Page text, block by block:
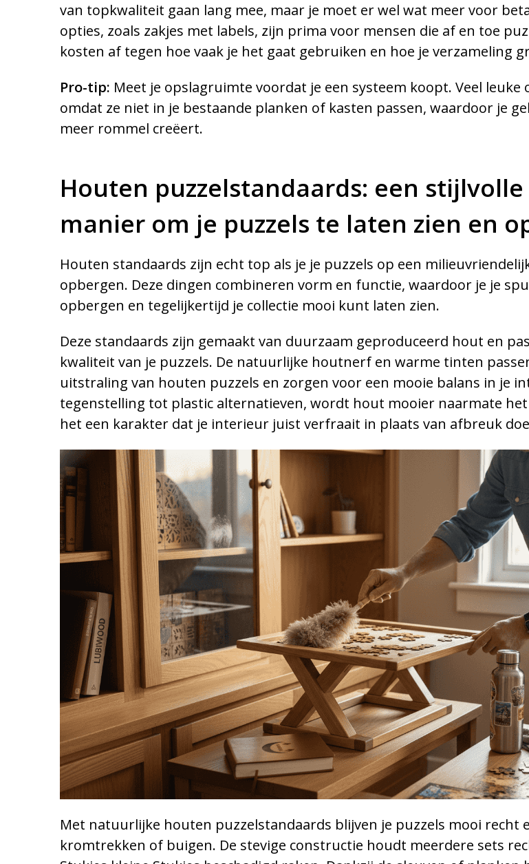
van topkwaliteit gaan lang mee, maar je moet er wel wat meer voor
opties, zoals zakjes met labels, zijn prima voor mensen die af en toe
kosten af tegen hoe vaak je het gaat gebruiken en hoe je verzameling
Pro-tip: Meet je opslagruimte voordat je een systeem koopt. Veel
omdat ze niet in je bestaande planken of kasten passen, waardoor je
meer rommel creëert.
Houten puzzelstandaards: een
manier om je puzzels te laten zien en
Houten standaards zijn echt top als je je puzzels op een
opbergen. Deze dingen combineren vorm en functie, waardoor je je
opbergen en tegelijkertijd je collectie mooi kunt laten zien.
Deze standaards zijn gemaakt van duurzaam geproduceerd hout en
kwaliteit van je puzzels. De natuurlijke houtnerf en warme tinten
uitstraling van houten puzzels en zorgen voor een mooie balans in je
tegenstelling tot plastic alternatieven, wordt hout mooier naarmate
het een karakter dat je interieur juist verfraait in plaats van afbreuk
Met natuurlijke houten puzzelstandaards blijven je puzzels mooi recht
kromtrekken of buigen. De stevige constructie houdt meerdere sets
Ik ga akkoord om me aan te melden voor